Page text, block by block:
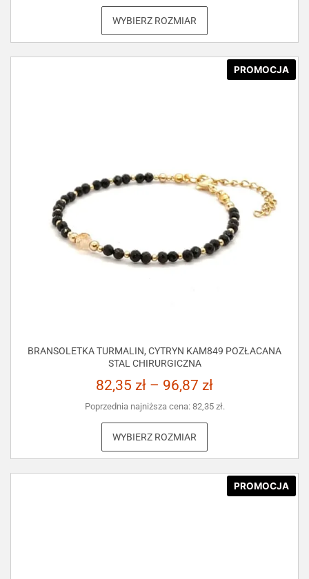
WYBIERZ ROZMIAR
PROMOCJA
BRANSOLETKA TURMALIN, CYTRYN KAM849 POZŁACANA
STAL CHIRURGICZNA
82,35 zł – 96,87 zł
Poprzednia najniższa cena: 82,35 zł.
WYBIERZ ROZMIAR
PROMOCJA